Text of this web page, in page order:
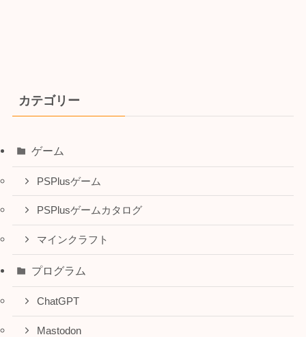
カテゴリー
ゲーム
PSPlusゲーム
PSPlusゲームカタログ
マインクラフト
プログラム
ChatGPT
Mastodon